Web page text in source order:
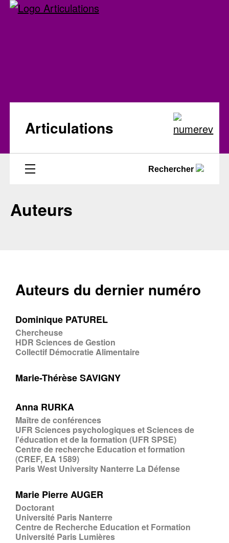
Articulations
Rechercher
Auteurs
Auteurs du dernier numéro
Dominique PATUREL
Chercheuse
HDR Sciences de Gestion
Collectif Démocratie Alimentaire
Marie-Thérèse SAVIGNY
Anna RURKA
Maître de conférences
UFR Sciences psychologiques et Sciences de
l'éducation et de la formation (UFR SPSE)
Centre de recherche Education et formation
(CREF, EA 1589)
Paris West University Nanterre La Défense
Marie Pierre AUGER
Doctorant
Université Paris Nanterre
Centre de Recherche Education et Formation
Université Paris Lumières